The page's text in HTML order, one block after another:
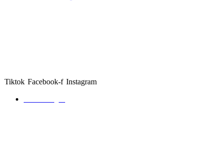
Tiktok Facebook-f Instagram